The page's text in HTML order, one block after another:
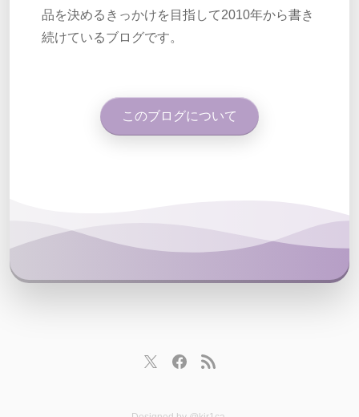
品を決めるきっかけを目指して2010年から書き
続けているブログです。
このブログについて